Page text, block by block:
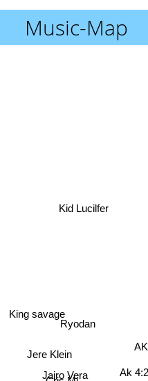
Music-Map
Ak
Ryodan
Jairo Vera
Jere Klein
King savage